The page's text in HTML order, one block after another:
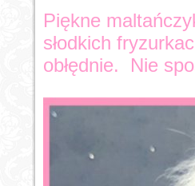
Piękne
słodkich
obłędnie. Nie